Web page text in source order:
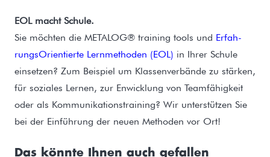
EOL macht Schule.
Sie möchten die METALOG® training tools und Erfah­
rungsOrientierte Lernmethoden (EOL) in Ihrer Schule
einsetzen? Zum Beispiel um Klassenverbände zu stärken,
für soziales Lernen, zur Enwicklung von Teamfähigkeit
oder als Kommunikationstraining? Wir unterstützen Sie
bei der Einführung der neuen Methoden vor Ort!
Das könnte Ihnen auch gefallen